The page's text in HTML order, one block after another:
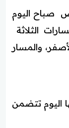
صباح اليوم
المسارات الثلاثة
والمسار
اليوم تتضمن